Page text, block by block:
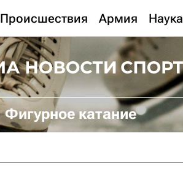
Происшествия Армия Наука
Фигурное катание